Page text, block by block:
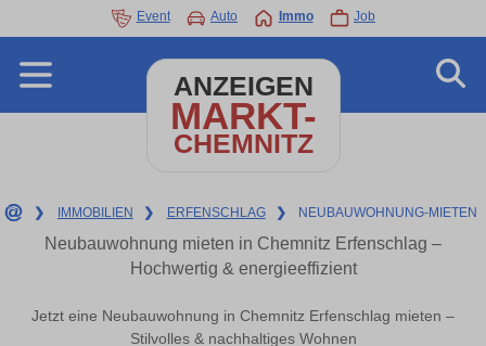
Event Auto Immo Job
ANZEIGEN
MARKT-
CHEMNITZ
❯ IMMOBILIEN ❯ ERFENSCHLAG ❯ NEUBAUWOHNUNG-MIETEN
Neubauwohnung mieten in Chemnitz Erfenschlag –
Hochwertig & energieeffizient
Jetzt eine Neubauwohnung in Chemnitz Erfenschlag mieten –
Stilvolles & nachhaltiges Wohnen